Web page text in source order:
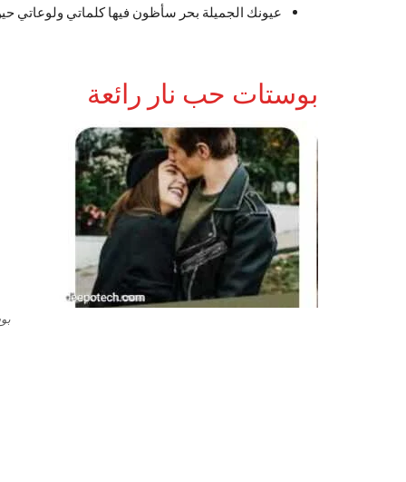
عيونك الجميلة بحر سأظون فيها كلماتي ولوعاتي
بوستات حب نار رائعة